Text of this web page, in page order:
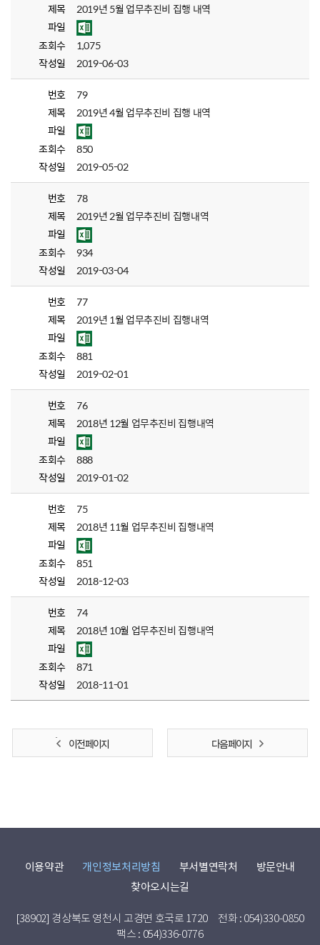
제목
2019년 5월 업무추진비 집행 내역
파일
조회수
1,075
작성일
2019-06-03
번호
79
제목
2019년 4월 업무추진비 집행 내역
파일
조회수
850
작성일
2019-05-02
번호
78
제목
2019년 2월 업무추진비 집행내역
파일
조회수
934
작성일
2019-03-04
번호
77
제목
2019년 1월 업무추진비 집행내역
파일
조회수
881
작성일
2019-02-01
번호
76
제목
2018년 12월 업무추진비 집행내역
파일
조회수
888
작성일
2019-01-02
번호
75
제목
2018년 11월 업무추진비 집행내역
파일
조회수
851
작성일
2018-12-03
번호
74
제목
2018년 10월 업무추진비 집행내역
파일
조회수
871
작성일
2018-11-01
이전 페이지 다음 페이지
이용약관 개인정보처리방침 부서별연락처
방문안내
찾아오시는길
[38902] 경상북도 영천시 고경면 호국로 1720
전화 : 054)330-0850
팩스 : 054)336-0776